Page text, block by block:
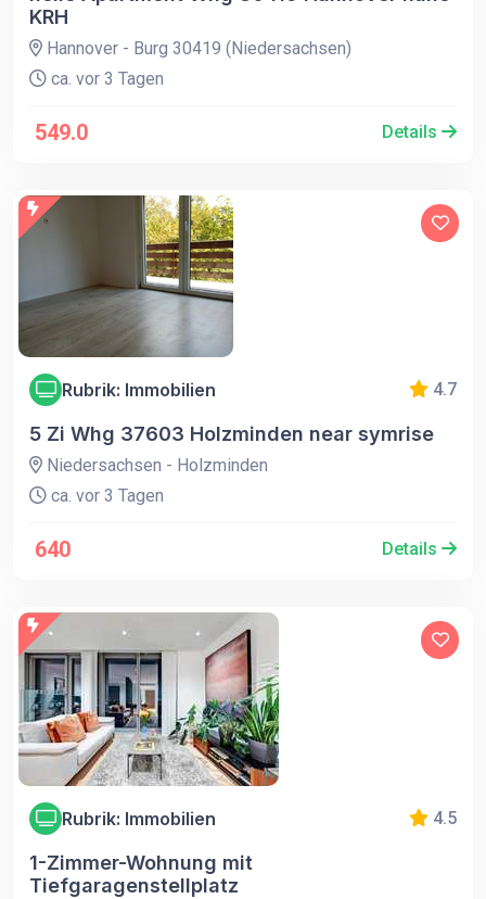
KRH
Hannover - Burg 30419 (Niedersachsen)
ca. vor 3 Tagen
549.0 Details
Rubrik: Immobilien 4.7
5 Zi Whg 37603 Holzminden near symrise
Niedersachsen - Holzminden
ca. vor 3 Tagen
640 Details
Rubrik: Immobilien 4.5
1-Zimmer-Wohnung mit
Tiefgaragenstellplatz